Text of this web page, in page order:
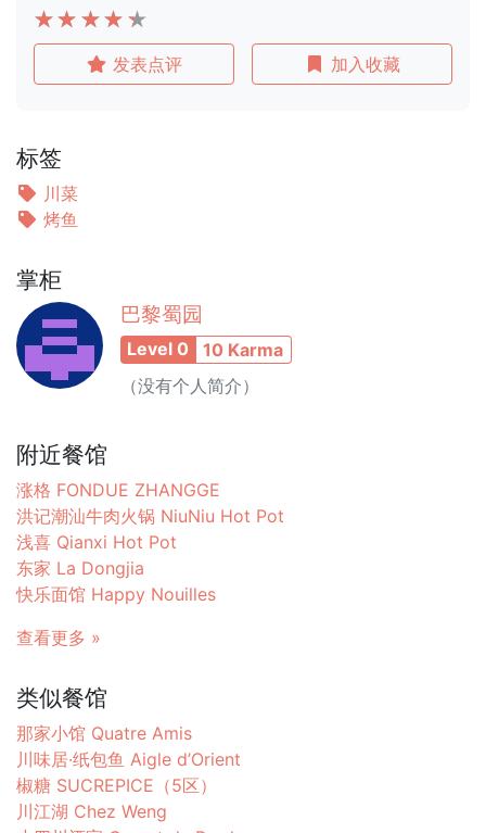
发表点评 加入收藏
标签
川菜
烤鱼
掌柜
巴黎蜀园
Level 0
10 Karma
（没有个人简介）
附近餐馆
涨格 FONDUE ZHANGGE
洪记潮汕牛肉火锅 NiuNiu Hot Pot
浅喜 Qianxi Hot Pot
东家 La Dongjia
快乐面馆 Happy Nouilles
查看更多 »
类似餐馆
那家小馆 Quatre Amis
川味居·纸包鱼 Aigle d’Orient
椒糖 SUCREPICE（5区）
川江湖 Chez Weng